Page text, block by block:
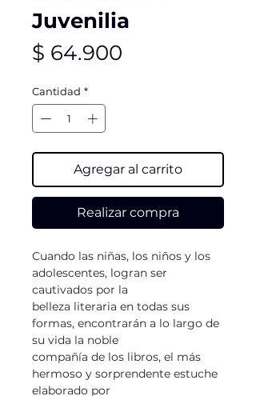
Juvenilia
$ 64.900
Cantidad *
Agregar al carrito
Realizar compra
Cuando las niñas, los niños y los
adolescentes, logran ser
cautivados por la
belleza literaria en todas sus
formas, encontrarán a lo largo de
su vida la noble
compañía de los libros, el más
hermoso y sorprendente estuche
elaborado por